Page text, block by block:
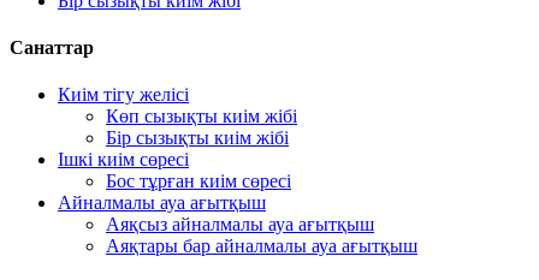
Санаттар
Киім тігу желісі
Көп сызықты киім жібі
Бір сызықты киім жібі
Ішкі киім сөресі
Бос тұрған киім сөресі
Айналмалы ауа ағытқыш
Аяқсыз айналмалы ауа ағытқыш
Аяқтары бар айналмалы ауа ағытқыш